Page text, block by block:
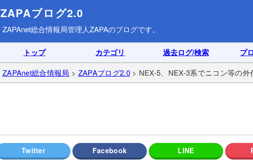
ZAPAブログ2.0
ZAPAnet総合情報局管理人ZAPAのブログです。
トップ カテゴリ 過去ログ/検索 プ
ZAPAnet総合情報局 > ZAPAブログ2.0> NEX-5、NEX-3系でニコン等の外